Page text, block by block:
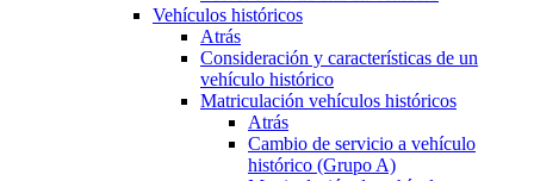
Vehículos históricos
Atrás
Consideración y características de un
vehículo histórico
Matriculación vehículos históricos
Atrás
Cambio de servicio a vehículo
histórico (Grupo A)